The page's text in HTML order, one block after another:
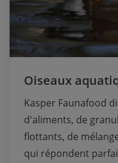
Oiseaux
Kasper Faunafood
d'aliments, de
flottants, de
qui répondent